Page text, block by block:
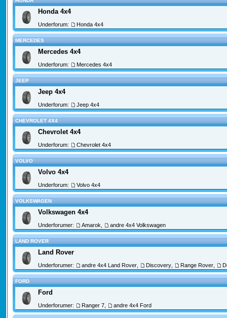
Honda 4x4
Underforum: Honda 4x4
MERCEDES
Mercedes 4x4
Underforum: Mercedes 4x4
JEEP
Jeep 4x4
Underforum: Jeep 4x4
CHEVROLET 4X4
Chevrolet 4x4
Underforum: Chevrolet 4x4
VOLVO
Volvo 4x4
Underforum: Volvo 4x4
VOLKSWAGEN
Volkswagen 4x4
Underforumer: Amarok andre 4x4 Volkswagen
LAND ROVER
Land Rover
Underforumer: andre 4x4 Land Rover, Discovery, Range Rover,
FORD
Ford
Underforumer: Ranger 7, andre 4x4 Ford